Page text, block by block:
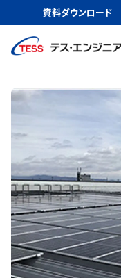
資料ダウンロード
実績紹介 大阪いず
太陽光発電 屋根
大阪いずみ